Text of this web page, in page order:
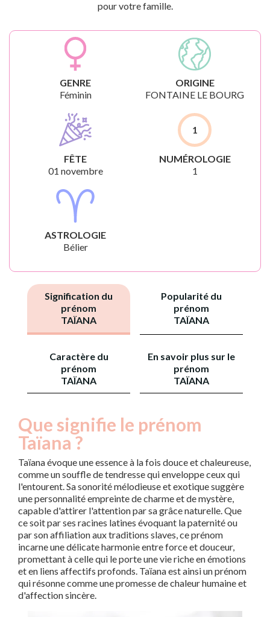
pour votre famille.
GENRE
Féminin
ORIGINE
FONTAINE LE BOURG
FÊTE
01 novembre
1
NUMÉROLOGIE
1
ASTROLOGIE
Bélier
Signification du
prénom
TAÏANA
Popularité du
prénom
TAÏANA
Caractère du
prénom
TAÏANA
En savoir plus sur le
prénom
TAÏANA
Que signifie le prénom
Taïana ?
Taïana évoque une essence à la fois douce et chaleureuse,
comme un souffle de tendresse qui enveloppe ceux qui
l'entourent. Sa sonorité mélodieuse et exotique suggère
une personnalité empreinte de charme et de mystère,
capable d'attirer l'attention par sa grâce naturelle. Que
ce soit par ses racines latines évoquant la paternité ou
par son affiliation aux traditions slaves, ce prénom
incarne une délicate harmonie entre force et douceur,
promettant à celle qui le porte une vie riche en émotions
et en liens affectifs profonds. Taïana est ainsi un prénom
qui résonne comme une promesse de chaleur humaine et
d'affection sincère.